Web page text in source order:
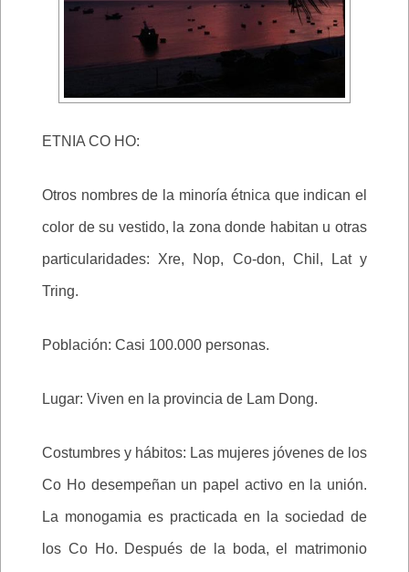
ETNIA CO HO:
Otros nombres de la minoría étnica que indican el
color de su vestido, la zona donde habitan u otras
particularidades: Xre, Nop, Co-don, Chil, Lat y
Tring.
Población: Casi 100.000 personas.
Lugar: Viven en la provincia de Lam Dong.
Costumbres y hábitos: Las mujeres jóvenes de los
Co Ho desempeñan un papel activo en la unión.
La monogamia es practicada en la sociedad de
los Co Ho. Después de la boda, el matrimonio